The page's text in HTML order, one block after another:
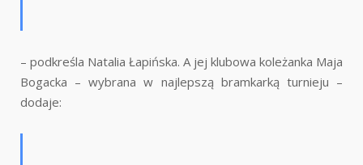
– podkreśla Natalia Łapińska. A jej klubowa koleżanka Maja
Bogacka – wybrana w najlepszą bramkarką turnieju –
dodaje: